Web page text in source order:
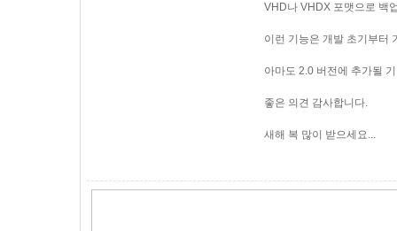
VHD나 VHDX 포맷으로 백
이런 기능은 개발 초기부터
아마도 2.0 버전에 추가될
좋은 의견 감사합니다.
새해 복 많이 받으세요...